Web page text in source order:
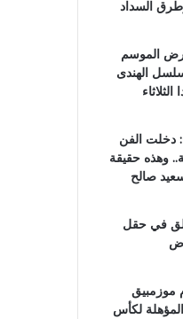
الموسم
الهندى
دخلت الفن
37 سنة.. وهذه حقيقة
صالح
في حقل
موزمبيق
لكأس